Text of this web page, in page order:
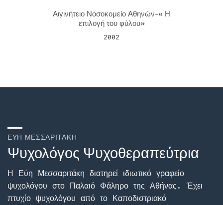
Αιγινήτειο Νοσοκομείο Αθηνών-« Η
επιλογή του φύλου»
2002
ΕΎΗ ΜΕΣΣΑΡΙΤΆΚΗ
Ψυχολόγος Ψυχοθεραπεύτρια
Η Εύη Μεσσαριτάκη διατηρεί ιδιωτικό γραφείο
ψυχολόγου στο Παλαιό Φάληρο της Αθήνας. Έχει
πτυχίο ψυχολόγου από το Καποδιστριακό